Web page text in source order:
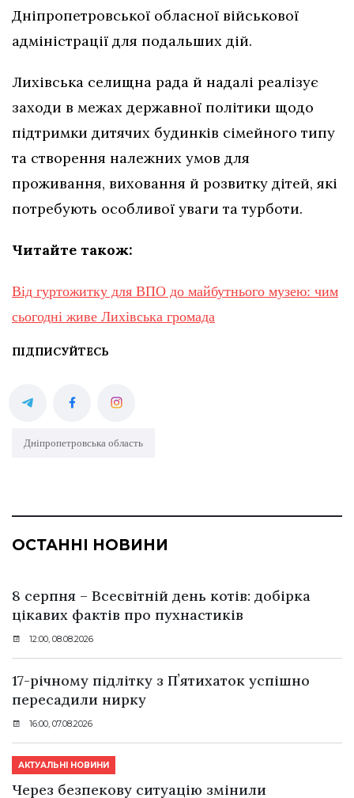
Дніпропетровської обласної військової
адміністрації для подальших дій.
Лихівська селищна рада й надалі реалізує
заходи в межах державної політики щодо
підтримки дитячих будинків сімейного типу
та створення належних умов для
проживання, виховання й розвитку дітей, які
потребують особливої уваги та турботи.
Читайте також:
Від гуртожитку для ВПО до майбутнього музею: чим
сьогодні живе Лихівська громада
ПІДПИСУЙТЕСЬ
Дніпропетровська область
ОСТАННІ НОВИНИ
8 серпня – Всесвітній день котів: добірка
цікавих фактів про пухнастиків
12:00, 08.08.2026
17-річному підлітку з Пʼятихаток успішно
пересадили нирку
16:00, 07.08.2026
АКТУАЛЬНІ НОВИНИ
Через безпекову ситуацію змінили